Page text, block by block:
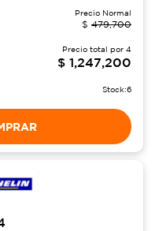
Precio Normal
$ 479,700
Precio total por 4
$ 1,247,200
Stock:6